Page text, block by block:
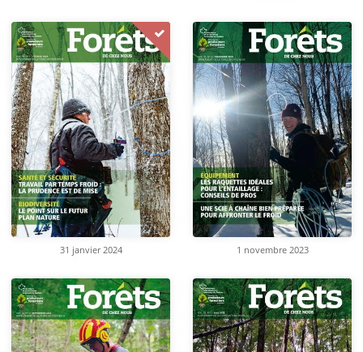
31 janvier 2024 1 novembre 2023